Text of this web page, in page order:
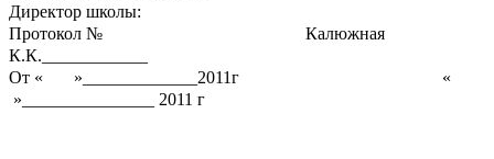
Директор школы:
Протокол № Калюжная
К.К.____________
От « »_____________2011г «
»_______________ 2011 г